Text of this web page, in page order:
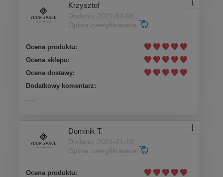
Krzysztof
Dodano: 2021-02-06
Opinia zweryfikowana
Ocena produktu:
Ocena sklepu:
Ocena dostawy:
Dodatkowy komentarz:
Dominik T.
Dodano: 2021-01-10
Opinia zweryfikowana
Ocena produktu: